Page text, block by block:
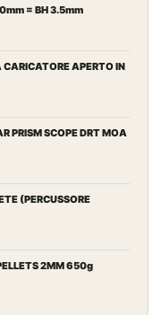
= BH 3.5mm
CARICATORE APERTO IN
PRISM SCOPE DRT MOA
(PERCUSSORE
2MM 650g